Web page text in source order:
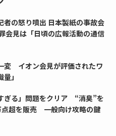
者の怒り噴出 日本製紙の事故会
会見は「日頃の広報活動の通信
変 イオン会見が評価されたワ
」
ぎる」問題をクリア “消臭”を
点超を販売 一般向け攻略の鍵